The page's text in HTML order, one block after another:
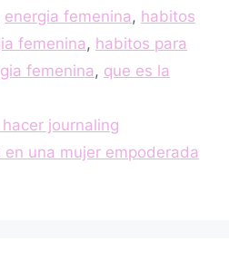
energia femenina, habitos
femenina, habitos para
femenina, que es la
journaling
una mujer empoderada